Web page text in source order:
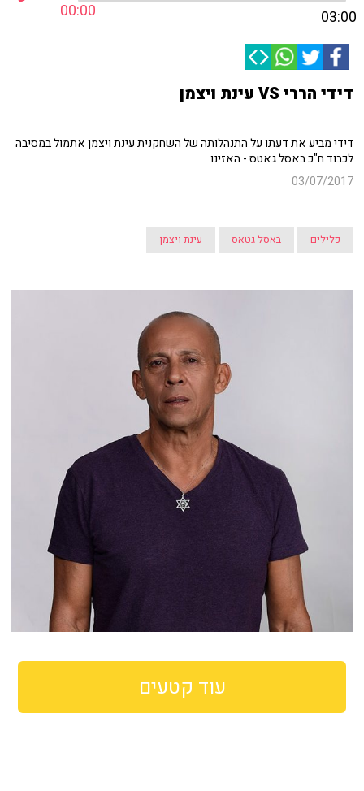
00:00 03:00
דידי הררי VS עינת ויצמן
דידי מביע את דעתו על התנהלותה של השחקנית עינת ויצמן אתמול במסיבה
לכבוד ח"כ באסל גאטס - האזינו
03/07/2017
פלילים באסל גטאס עינת ויצמן
עוד קטעים